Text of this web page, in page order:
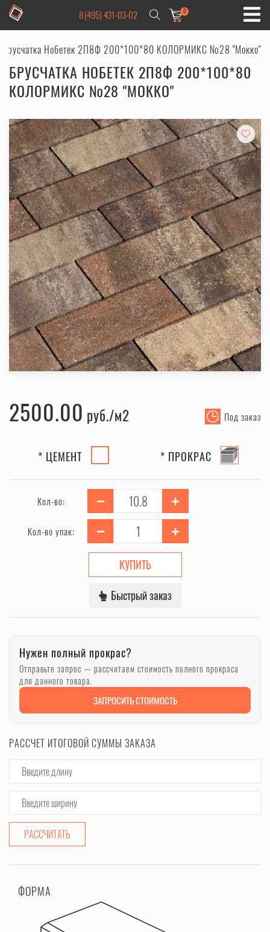
8 (495) 431-03-02 0
Брусчатка Нобетек 2П8Ф 200*100*80 КОЛОРМИКС №28 "Мокко"
БРУСЧАТКА НОБЕТЕК 2П8Ф 200*100*80
КОЛОРМИКС №28 "МОККО"
2500.00 руб. Под заказ
* ЦЕМЕНТ * ПРОКРАС
Кол-во:
Кол-во упак:
КУПИТЬ
Быстрый заказ
Нужен полный прокрас?
Отправьте запрос — рассчитаем стоимость полного прокраса
для данного товара.
ЗАПРОСИТЬ СТОИМОСТЬ
РАССЧЕТ ИТОГОВОЙ СУММЫ ЗАКАЗА
РАССЧИТАТЬ
ФОРМА